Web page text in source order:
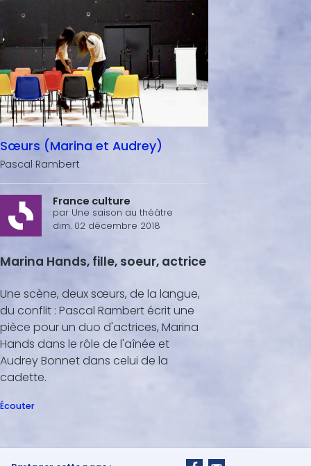
Sœurs (Marina et Audrey)
Pascal Rambert
France culture
par Une saison au théâtre
dim. 02 décembre 2018
Marina Hands, fille, soeur, actrice
Une scène, deux sœurs, de la langue,
du conflit : Pascal Rambert écrit une
pièce pour un duo d'actrices, Marina
Hands dans le rôle de l'aînée et
Audrey Bonnet dans celui de la
cadette.
Écouter